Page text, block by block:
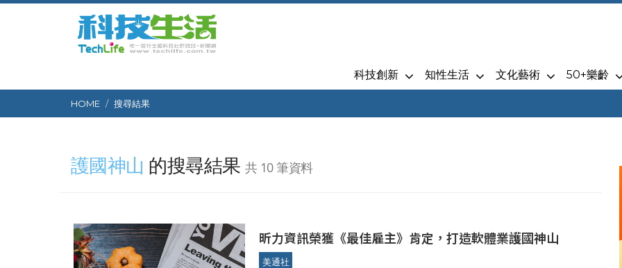
科技創新 知性生活 文化藝術 50+樂齡
HOME 搜尋結果
護國神山 的搜尋結果共 10 筆資料
昕力資訊榮獲《最佳雇主》肯定，打造軟體業護國神山
美通社